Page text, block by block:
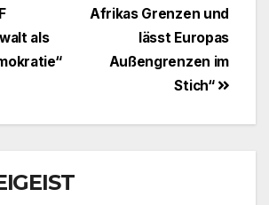
Afrikas Grenzen und
lässt Europas
Außengrenzen im
Stich“
als